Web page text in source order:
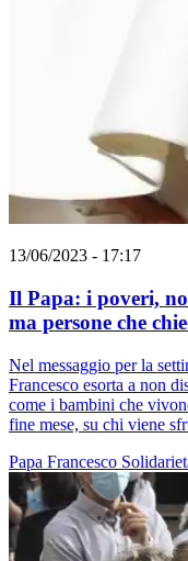
13/06/2023 - 17:17
Il Papa: i poveri,
ma persone che
Nel messaggio per la
Francesco esorta a non
come i bambini che
fine mese, su chi viene
Papa Francesco